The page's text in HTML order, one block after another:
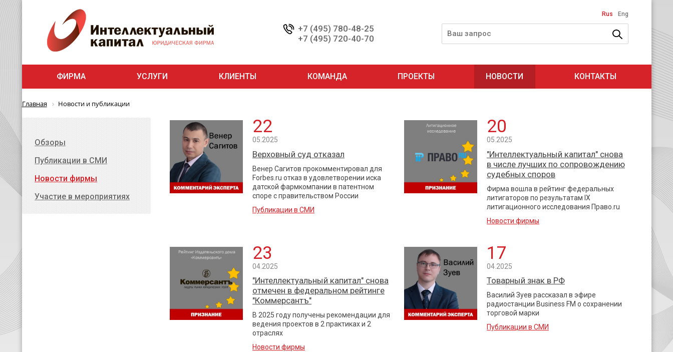
+7 (495) 780-48-25
+7 (495) 720-40-70
Rus Eng
ФИРМА УСЛУГИ КЛИЕНТЫ КОМАНДА ПРОЕКТЫ НОВОСТИ КОНТАКТЫ
Главная Новости и публикации
22
05.2025
Верховный суд отказал
Венер Сагитов прокомментировал для
Forbes.ru отказ в удовлетворении иска
датской фармкомпании в патентном
споре с правительством России
Публикации в СМИ
20
05.2025
"Интеллектуальный капитал" снова
в числе лучших по сопровождению
судебных споров
Фирма вошла в рейтинг федеральных
литигаторов по результатам IX
литигационного исследования Право.ru
Новости фирмы
23
04.2025
"Интеллектуальный капитал" снова
отмечен в федеральном рейтинге
"Коммерсантъ"
В 2025 году получены рекомендации для
ведения проектов в 2 практиках и 2
отраслях
Новости фирмы
17
04.2025
Товарный знак в РФ
Василий Зуев рассказал в эфире
радиостанции Business FM о сохранении
торговой марки
Публикации в СМИ
Обзоры
Публикации в СМИ
Новости фирмы
Участие в мероприятиях